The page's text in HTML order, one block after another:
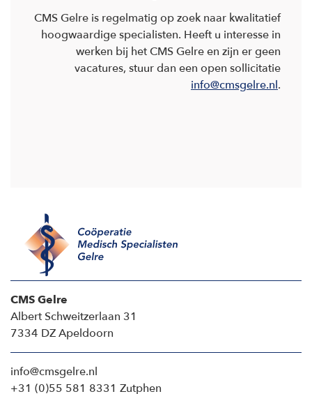
CMS Gelre is regelmatig op zoek naar kwalitatief
hoogwaardige specialisten. Heeft u interesse in
werken bij het CMS Gelre en zijn er geen
vacatures, stuur dan een open sollicitatie
info@cmsgelre.nl.
CMS Gelre
Albert Schweitzerlaan 31
7334 DZ Apeldoorn
info@cmsgelre.nl
+31 (0)55 581 8331 Zutphen